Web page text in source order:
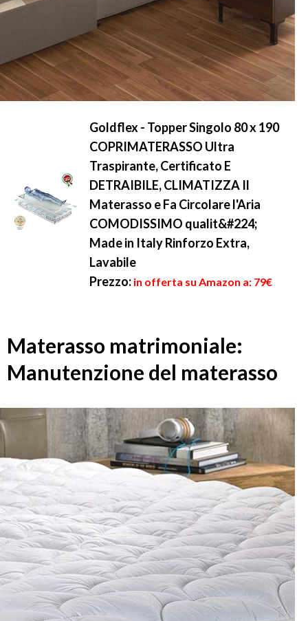
Goldflex - Topper Singolo 80 x 190
COPRIMATERASSO Ultra
Traspirante, Certificato E
DETRAIBILE, CLIMATIZZA Il
Materasso e Fa Circolare l'Aria
COMODISSIMO qualit&#224;
Made in Italy Rinforzo Extra,
Lavabile
Prezzo: in offerta su Amazon a: 79€
Materasso matrimoniale:
Manutenzione del materasso